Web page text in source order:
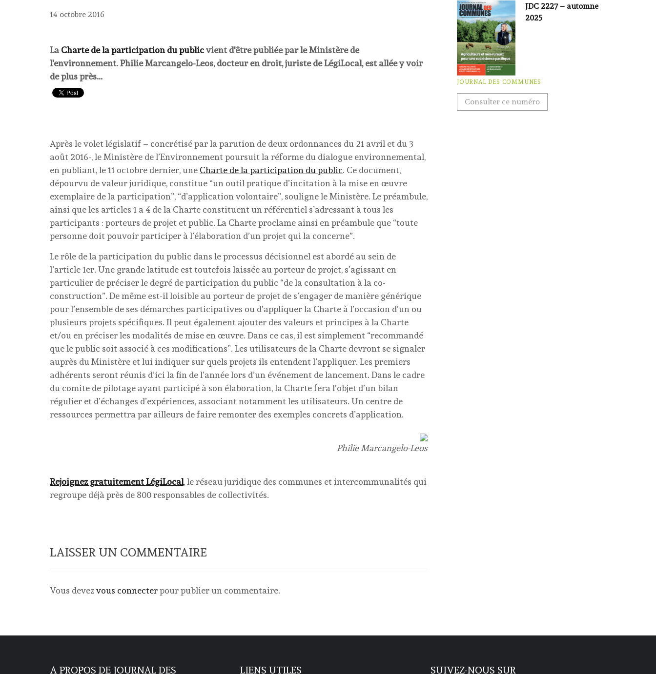
14 octobre 2016
La Charte de la participation du publicvient d'être publiée par le Ministère de
l'environnement.Philie Marcangelo-Leos, docteur en droit, juriste de LégiLocal, est allée y voir
de plus près...
Après le volet législatif – concrétisé par la parution de deux ordonnances du 21 avril et du 3
août 2016-, le Ministère de l’Environnement poursuit la réforme du dialogue environnemental,
en publiant, le 11 octobre dernier, une Charte de la participation du public. Ce document,
dépourvu de valeur juridique, constitue “un outil pratique d’incitation à la mise en œuvre
exemplaire de la participation”, “d’application volontaire”, souligne le Ministère. Le préambule,
ainsi que les articles 1 a 4 de la Charte constituent un référentiel s’adressant à tous les
participants : porteurs de projet et public. La Charte proclame ainsi en préambule que “toute
personne doit pouvoir participer à l’élaboration d’un projet qui la concerne”.
Le rôle de la participation du public dans le processus décisionnel est abordé au sein de
l’article 1er. Une grande latitude est toutefois laissée au porteur de projet, s’agissant en
particulier de préciser le degré de participation du public “de la consultation à la co-
construction”. De même est-il loisible au porteur de projet de s’engager de manière générique
pour l’ensemble de ses démarches participatives ou d’appliquer la Charte à l’occasion d’un ou
plusieurs projets spécifiques. Il peut également ajouter des valeurs et principes à la Charte
et/ou en préciser les modalités de mise en œuvre. Dans ce cas, il est simplement “recommandé
que le public soit associé à ces modifications”. Les utilisateurs de la Charte devront se signaler
auprès du Ministère et lui indiquer sur quels projets ils entendent l’appliquer. Les premiers
adhérents seront réunis d’ici la fin de l’année lors d’un événement de lancement. Dans le cadre
du comite de pilotage ayant participé à son élaboration, la Charte fera l’objet d’un bilan
régulier et d’échanges d’expériences, associant notamment les utilisateurs. Un centre de
ressources permettra par ailleurs de faire remonter des exemples concrets d’application.
Philie Marcangelo-Leos
Rejoignez gratuitement LégiLocal, le réseau juridique des communes et intercommunalités qui
regroupe déjà près de 800 responsables de collectivités.
LAISSER UN COMMENTAIRE
Vous devezvous connecterpour publier un commentaire.
JDC 2227 – automne
2025
JOURNAL DES COMMUNES
Consulter ce numéro
A PROPOS DE JOURNAL DES LIENS UTILES SUIVEZ-NOUS SUR